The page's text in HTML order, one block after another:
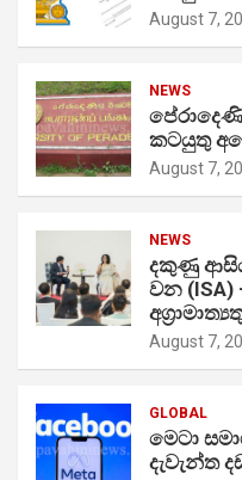
August 7,
NEWS
කටයුතු
August 7,
NEWS
දකුණු
වන (ISA)
August 7,
GLOBAL
මෙටා
දැවැන්ත